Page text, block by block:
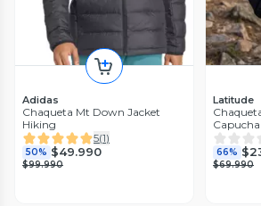
Adidas
Chaqueta Mt Down Jacket
Hiking
5(1)
50% $49.990
$99.990
Latitude
Capucha
66%
$69.990